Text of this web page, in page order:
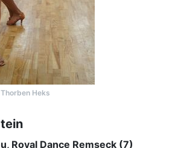
Heks
Royal Dance Remseck (7)